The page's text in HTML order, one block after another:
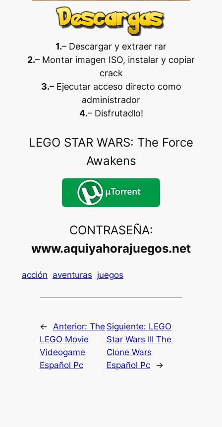
1.– Descargar y extraer rar
2.– Montar imagen ISO, instalar y copiar
crack
3.– Ejecutar acceso directo como
administrador
4.– Disfrutadlo!
LEGO STAR WARS: The Force
Awakens
CONTRASEÑA:
www.aquiyahorajuegos.net
acción aventuras juegos
← Anterior: The
LEGO Movie
Videogame
Español Pc
Siguiente: LEGO
Star Wars III The
Clone Wars
Español Pc
→